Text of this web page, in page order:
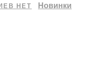
НЕТ
Новинки